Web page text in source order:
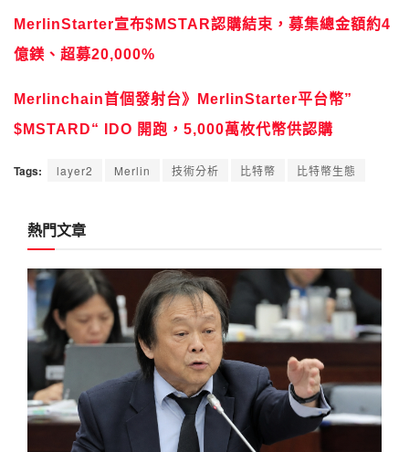
MerlinStarter宣布$MSTAR認購結束，募集總金額約4
億鎂、超募20,000%
Merlinchain首個發射台》MerlinStarter平台幣”
$MSTARD“ IDO 開跑，5,000萬枚代幣供認購
Tags: layer2 Merlin 技術分析 比特幣 比特幣生態
熱門文章